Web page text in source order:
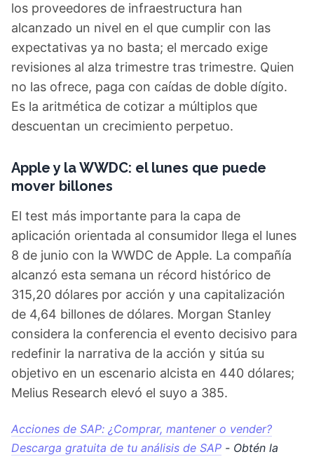
los proveedores de infraestructura han
alcanzado un nivel en el que cumplir con las
expectativas ya no basta; el mercado exige
revisiones al alza trimestre tras trimestre. Quien
no las ofrece, paga con caídas de doble dígito.
Es la aritmética de cotizar a múltiplos que
descuentan un crecimiento perpetuo.
Apple y la WWDC: el lunes que puede
mover billones
El test más importante para la capa de
aplicación orientada al consumidor llega el lunes
8 de junio con la WWDC de Apple. La compañía
alcanzó esta semana un récord histórico de
315,20 dólares por acción y una capitalización
de 4,64 billones de dólares. Morgan Stanley
considera la conferencia el evento decisivo para
redefinir la narrativa de la acción y sitúa su
objetivo en un escenario alcista en 440 dólares;
Melius Research elevó el suyo a 385.
Acciones de SAP: ¿Comprar, mantener o vender?
Descarga gratuita de tu análisis de SAP - Obtén la